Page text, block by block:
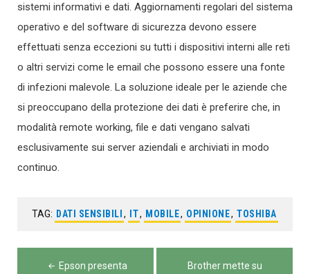
sistemi informativi e dati. Aggiornamenti regolari del sistema
operativo e del software di sicurezza devono essere
effettuati senza eccezioni su tutti i dispositivi interni alle reti
o altri servizi come le email che possono essere una fonte
di infezioni malevole. La soluzione ideale per le aziende che
si preoccupano della protezione dei dati è preferire che, in
modalità remote working, file e dati vengano salvati
esclusivamente sui server aziendali e archiviati in modo
continuo.
TAG: DATI SENSIBILI , IT, MOBILE, OPINIONE, TOSHIBA
Navigazione
Epson presenta
Brother mette su